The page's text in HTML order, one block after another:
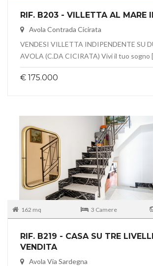
RIF. B203 - VILLETTA AL MARE
Avola Contrada Cicirata
VENDESI VILLETTA INDIPENDENTE SU
AVOLA (C.DA CICIRATA) Vivi il tuo sogno
€ 175.000
162 mq 3 Camere
RIF. B219 - CASA SU TRE
VENDITA
Avola Via Sardegna